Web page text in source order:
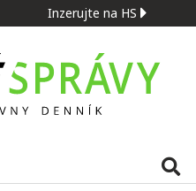
Inzerujte na HS